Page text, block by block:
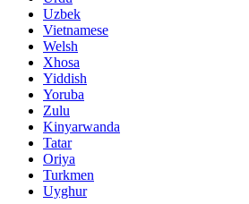
Uzbek
Vietnamese
Welsh
Xhosa
Yiddish
Yoruba
Zulu
Kinyarwanda
Tatar
Oriya
Turkmen
Uyghur